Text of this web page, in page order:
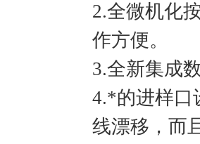
2.全微机化按
作方便。
3.全新集成数
4.*的进样口
线漂移，